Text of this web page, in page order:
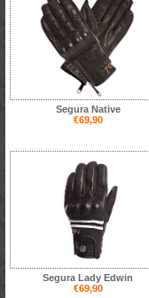
Segura Native
€69,90
Segura Lady Edwin
€69,90